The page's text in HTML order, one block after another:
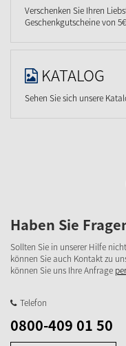
Verschenken Sie Ihren
Geschenkgutscheine von
KATALOG
Sehen Sie sich unsere
Haben Sie
Sollten Sie in unserer Hilfe
können Sie auch Kontakt zu
können Sie uns Ihre Anfrage
Telefon
0800-409 01 50